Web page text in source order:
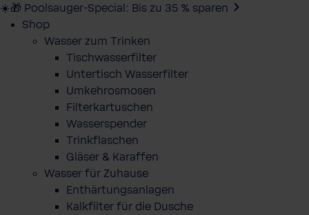
☀️🎁 Poolsauger-Special: Bis zu 35 % sparen
Shop
Wasser zum Trinken
Tischwasserfilter
Untertisch Wasserfilter
Umkehrosmosen
Filterkartuschen
Wasserspender
Trinkflaschen
Gläser & Karaffen
Wasser für Zuhause
Enthärtungsanlagen
Kalkfilter für die Dusche